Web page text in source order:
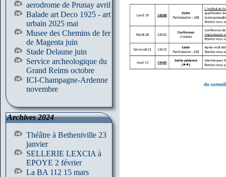
aerodrome de Prunay avril
Balade art Deco 1925 - art
urbain 2025 mai
Musee des Chemins de fer
de Magenta juin
Stade Delaune juin
Service archeologique du
Grand Reims octobre
ICI-Champagne-Ardenne
novembre
Archives 2024
Théâtre à Betheniville 23
janvier
SELLERIE LEXCIA à
EPOYE 2 février
La BA 112 15 mars